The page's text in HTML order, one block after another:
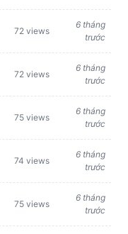
72 views
6 tháng
trước
72 views
6 tháng
trước
75 views
6 tháng
trước
74 views
6 tháng
trước
75 views
6 tháng
trước